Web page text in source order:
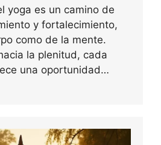
yoga es un camino de
y fortalecimiento,
como de la mente.
la plenitud, cada
una oportunidad…